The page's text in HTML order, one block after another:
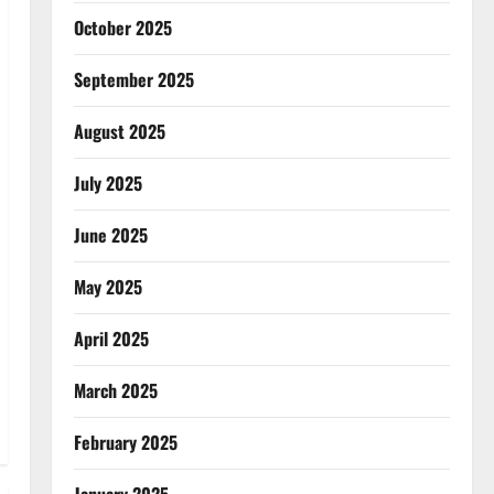
October 2025
September 2025
August 2025
July 2025
June 2025
May 2025
April 2025
March 2025
February 2025